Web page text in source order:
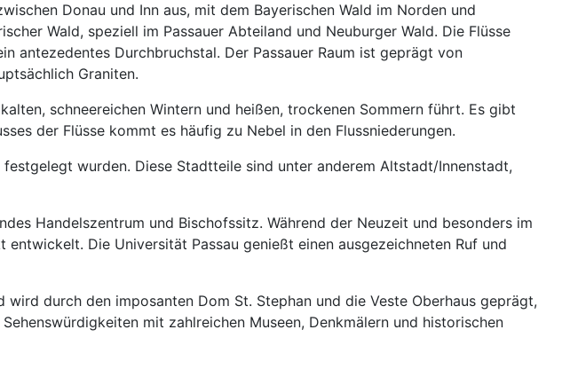
Donau und Inn aus, mit dem Bayerischen Wald im Norden und
Wald, speziell im Passauer Abteiland und Neuburger Wald. Die Flüsse
antezedentes Durchbruchstal. Der Passauer Raum ist geprägt von
Graniten.
schneereichen Wintern und heißen, trockenen Sommern führt. Es gibt
der Flüsse kommt es häufig zu Nebel in den Flussniederungen.
wurden. Diese Stadtteile sind unter anderem Altstadt/Innenstadt,
Handelszentrum und Bischofssitz. Während der Neuzeit und besonders im
Die Universität Passau genießt einen ausgezeichneten Ruf und
durch den imposanten Dom St. Stephan und die Veste Oberhaus geprägt,
mit zahlreichen Museen, Denkmälern und historischen